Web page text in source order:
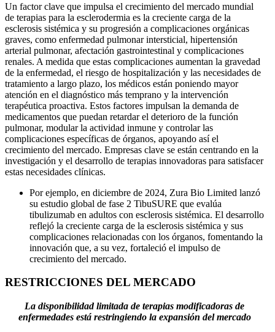
Un factor clave que impulsa el crecimiento del mercado mundial
de terapias para la esclerodermia es la creciente carga de la
esclerosis sistémica y su progresión a complicaciones orgánicas
graves, como enfermedad pulmonar intersticial, hipertensión
arterial pulmonar, afectación gastrointestinal y complicaciones
renales. A medida que estas complicaciones aumentan la gravedad
de la enfermedad, el riesgo de hospitalización y las necesidades de
tratamiento a largo plazo, los médicos están poniendo mayor
atención en el diagnóstico más temprano y la intervención
terapéutica proactiva. Estos factores impulsan la demanda de
medicamentos que puedan retardar el deterioro de la función
pulmonar, modular la actividad inmune y controlar las
complicaciones específicas de órganos, apoyando así el
crecimiento del mercado. Empresas clave se están centrando en la
investigación y el desarrollo de terapias innovadoras para satisfacer
estas necesidades clínicas.
Por ejemplo, en diciembre de 2024, Zura Bio Limited lanzó
su estudio global de fase 2 TibuSURE que evalúa
tibulizumab en adultos con esclerosis sistémica. El desarrollo
reflejó la creciente carga de la esclerosis sistémica y sus
complicaciones relacionadas con los órganos, fomentando la
innovación que, a su vez, fortaleció el impulso de
crecimiento del mercado.
RESTRICCIONES DEL MERCADO
La disponibilidad limitada de terapias modificadoras de
enfermedades está restringiendo la expansión del mercado